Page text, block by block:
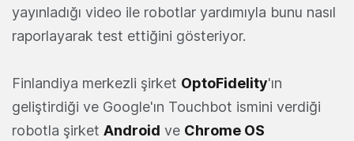
yayınladığı video ile robotlar yardımıyla bunu nasıl
raporlayarak test ettiğini gösteriyor.
Finlandiya merkezli şirket OptoFidelity'ın
geliştirdiği ve Google'ın Touchbot ismini verdiği
robotla şirket Android ve Chrome OS